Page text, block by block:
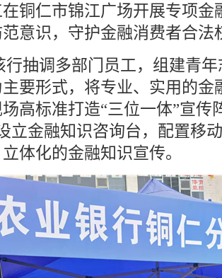
铜仁市锦江广场开展专项金
意识，守护金融消费者合法
行抽调多部门员工，组建青
要形式，将专业、实用的金
高标准打造“三位一体”宣传
立金融知识咨询台，配置移
体化的金融知识宣传。